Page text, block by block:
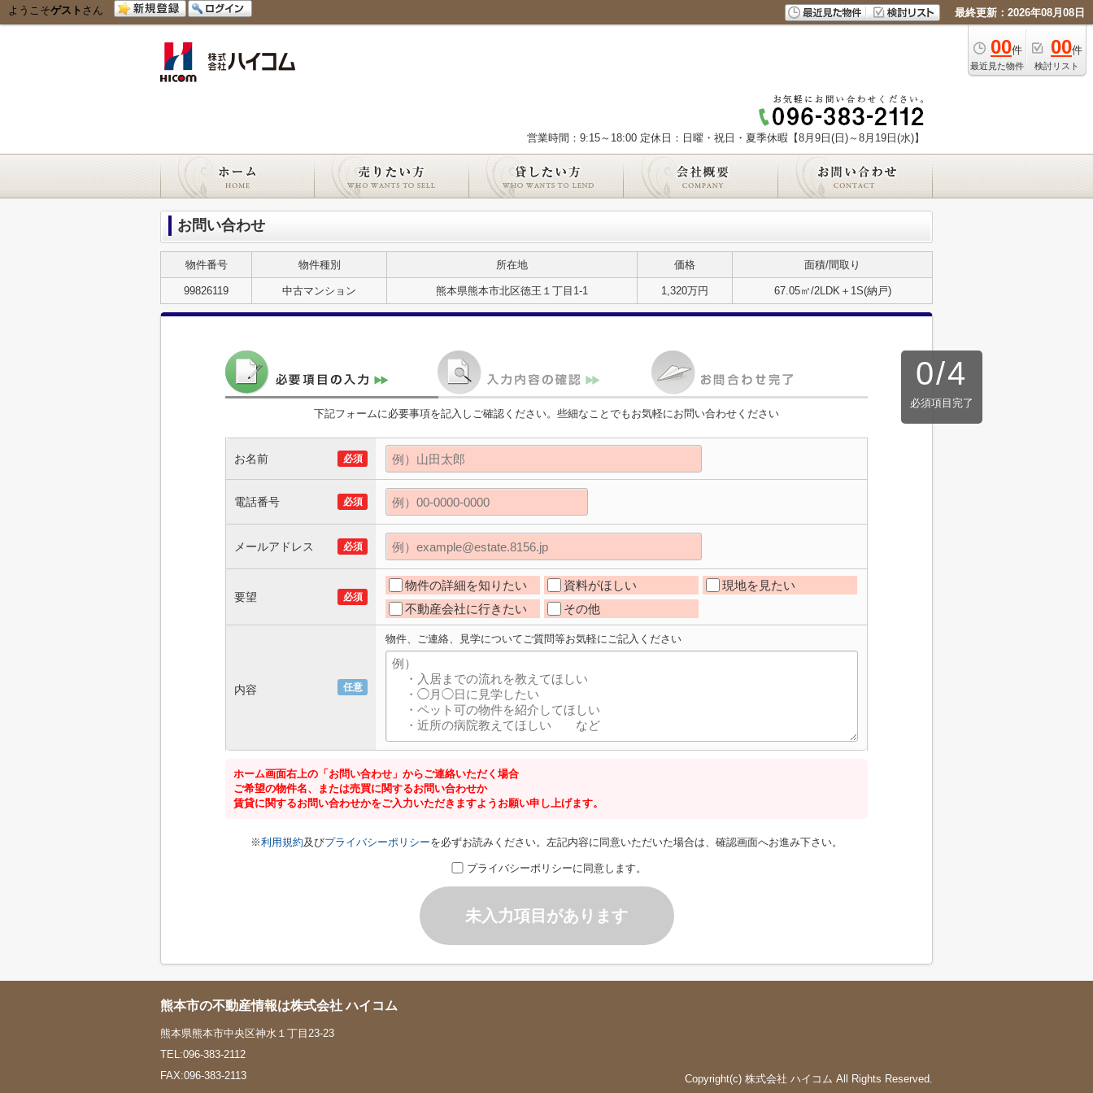
ようこそゲスト さん 最終更新：2026年08月08日
00件
最近見た物件
00件
検討リスト
営業時間：9:15～18:00 定休日：日曜・祝日・夏季休暇【8月9日(日)～8月19日(水)】
お問い合わせ
物件番号 物件種別 所在地 価格 面積/間取り
99826119 中古マンション 熊本県熊本市北区徳王１丁目1-1 1,320万円 67.05㎡/2LDK＋1S(納戸)
0/4
必須項目完了
下記フォームに必要事項を記入しご確認ください。些細なことでもお気軽にお問い合わせください
お名前 必須
電話番号 必須
メールアドレス 必須
要望 必須
物件の詳細を知りたい 資料がほしい
現地を見たい
不動産会社に行きたい
その他
内容 任意
物件、ご連絡、見学についてご質問等お気軽にご記入ください
ホーム画面右上の「お問い合わせ」からご連絡いただく場合
ご希望の物件名、または売買に関するお問い合わせか
賃貸に関するお問い合わせかをご入力いただきますようお願い申し上げます。
※利用規約及びプライバシーポリシーを必ずお読みください。左記内容に同意いただいた場合は、確認画面へお進み下さい。
プライバシーポリシーに同意します。
未入力項目があります
熊本市の不動産情報は株式会社 ハイコム
熊本県熊本市中央区神水１丁目23-23
TEL:096-383-2112
FAX:096-383-2113
Copyright(c) 株式会社 ハイコム All Rights Reserved.